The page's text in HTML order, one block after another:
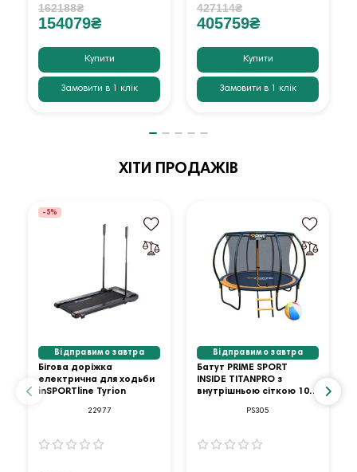
162188₴
154079₴
Купити
Замовити в 1 клік
427114₴
405759₴
Купити
Замовити в 1 клік
ХІТИ ПРОДАЖІВ
-5%
Відправимо завтра
Бігова доріжка
електрична для ходьби
inSPORTline Tyrion
22977
Відправимо завтра
Батут PRIME SPORT
INSIDE TITANPRO з
внутрішньою сіткою 10
PS305